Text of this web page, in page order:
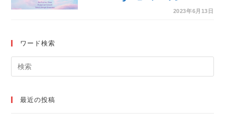
(土)～25日(日) 東京
2023年6月13日
ワード検索
最近の投稿